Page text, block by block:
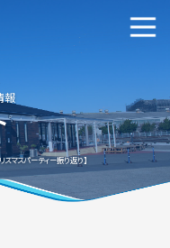
報
マスパーティー振り返り】